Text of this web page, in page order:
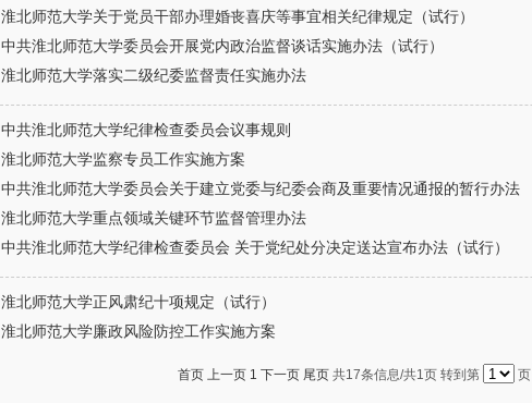
淮北师范大学关于党员干部办理婚丧喜庆等事宜相关纪律规定（试行）
中共淮北师范大学委员会开展党内政治监督谈话实施办法（试行）
淮北师范大学落实二级纪委监督责任实施办法
中共淮北师范大学纪律检查委员会议事规则
淮北师范大学监察专员工作实施方案
中共淮北师范大学委员会关于建立党委与纪委会商及重要情况通报的暂行办法
淮北师范大学重点领域关键环节监督管理办法
中共淮北师范大学纪律检查委员会 关于党纪处分决定送达宣布办法（试行）
淮北师范大学正风肃纪十项规定（试行）
淮北师范大学廉政风险防控工作实施方案
首页 上一页 1 下一页 尾页 共17条信息/共1页 转到第 页